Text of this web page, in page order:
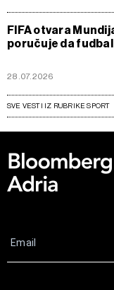
FIFA otvara
poručuje da
28.07.2026
SVE VESTI IZ RUBRIKE SPORT